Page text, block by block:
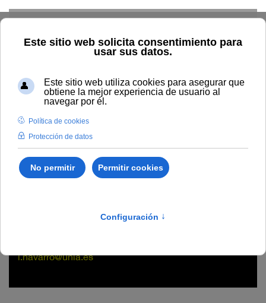
Home La UNIA Directorio
Personal administración y
Liliana Navarro Almuedo
Liliana Navarro Almuedo
l.navarro@unia.es